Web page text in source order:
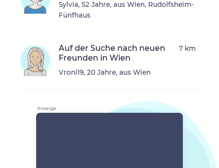
Sylvia, 52 Jahre, aus Wien, Rudolfsheim-
Fünfhaus
Auf der Suche nach neuen
Freunden in Wien
Vroni19, 20 Jahre, aus Wien
7 km